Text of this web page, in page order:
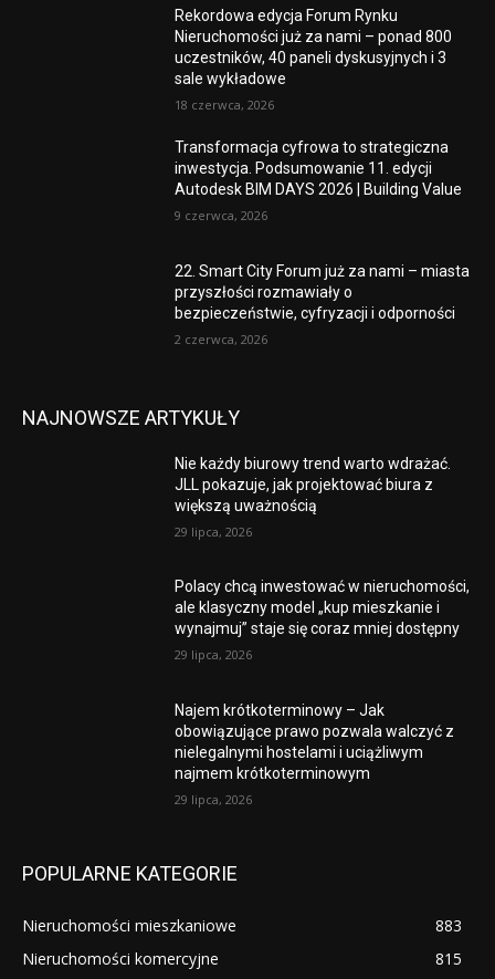
Rekordowa edycja Forum Rynku
Nieruchomości już za nami – ponad 800
uczestników, 40 paneli dyskusyjnych i 3
sale wykładowe
18 czerwca, 2026
Transformacja cyfrowa to strategiczna
inwestycja. Podsumowanie 11. edycji
Autodesk BIM DAYS 2026 | Building Value
9 czerwca, 2026
22. Smart City Forum już za nami – miasta
przyszłości rozmawiały o
bezpieczeństwie, cyfryzacji i odporności
2 czerwca, 2026
NAJNOWSZE ARTYKUŁY
Nie każdy biurowy trend warto wdrażać.
JLL pokazuje, jak projektować biura z
większą uważnością
29 lipca, 2026
Polacy chcą inwestować w nieruchomości,
ale klasyczny model „kup mieszkanie i
wynajmuj” staje się coraz mniej dostępny
29 lipca, 2026
Najem krótkoterminowy – Jak
obowiązujące prawo pozwala walczyć z
nielegalnymi hostelami i uciążliwym
najmem krótkoterminowym
29 lipca, 2026
POPULARNE KATEGORIE
Nieruchomości mieszkaniowe
883
Nieruchomości komercyjne
815